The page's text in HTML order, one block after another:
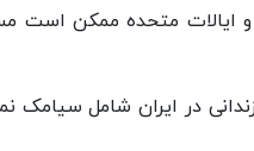
ایالات متحده ممکن است